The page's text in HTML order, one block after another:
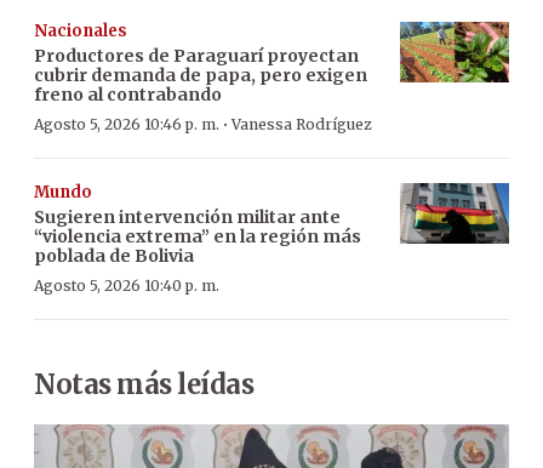
Nacionales
Productores de Paraguarí proyectan
cubrir demanda de papa, pero exigen
freno al contrabando
Agosto 5, 2026 10:46 p. m. ·Vanessa Rodríguez
Mundo
Sugieren intervención militar ante
“violencia extrema” en la región más
poblada de Bolivia
Agosto 5, 2026 10:40 p. m.
Notas más leídas